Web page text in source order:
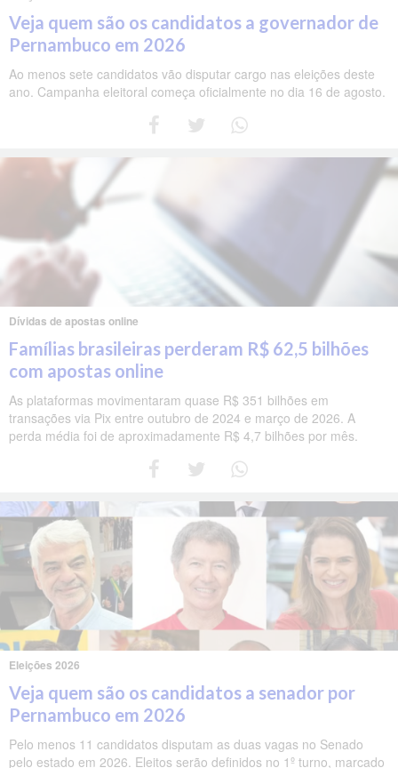
Veja quem são os candidatos a governador de
Pernambuco em 2026
Ao menos sete candidatos vão disputar cargo nas eleições deste
ano. Campanha eleitoral começa oficialmente no dia 16 de agosto.
Dívidas de apostas online
Famílias brasileiras perderam R$ 62,5 bilhões
com apostas online
As plataformas movimentaram quase R$ 351 bilhões em
transações via Pix entre outubro de 2024 e março de 2026. A
perda média foi de aproximadamente R$ 4,7 bilhões por mês.
Eleições 2026
Veja quem são os candidatos a senador por
Pernambuco em 2026
Pelo menos 11 candidatos disputam as duas vagas no Senado
pelo estado em 2026. Eleitos serão definidos no 1º turno, marcado